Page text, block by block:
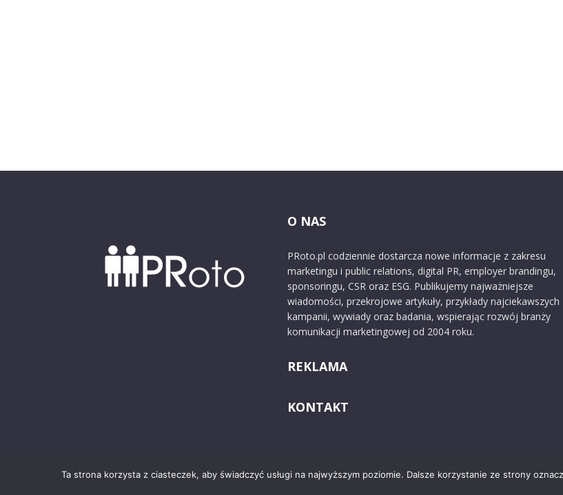
O NAS
PRoto.pl codziennie dostarcza nowe informacje z zakresu
marketingu i public relations, digital PR, employer brandingu,
sponsoringu, CSR oraz ESG. Publikujemy najważniejsze
wiadomości, przekrojowe artykuły, przykłady najciekawszych
kampanii, wywiady oraz badania, wspierając rozwój branży
komunikacji marketingowej od 2004 roku.
REKLAMA
KONTAKT
© 2024 PRoto.pl O nas
Ta strona korzysta z ciasteczek, aby świadczyć usługi na najwyższym poziomie. Dalsze korzystanie ze strony